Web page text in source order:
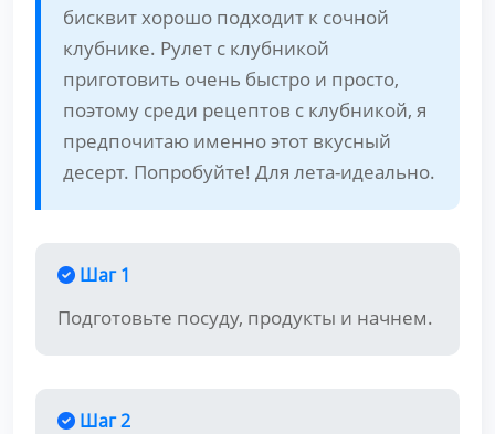
бисквит хорошо подходит к сочной
клубнике. Рулет с клубникой
приготовить очень быстро и просто,
поэтому среди рецептов с клубникой, я
предпочитаю именно этот вкусный
десерт. Попробуйте! Для лета-идеально.
Шаг 1
Подготовьте посуду, продукты и начнем.
Шаг 2